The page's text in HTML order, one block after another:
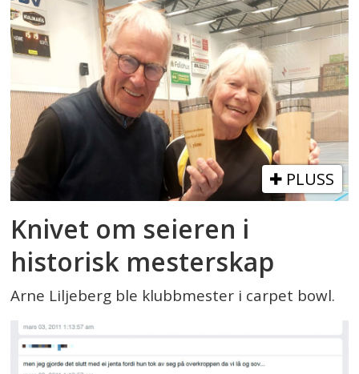
PLUSS
Knivet om seieren i
historisk mesterskap
Arne Liljeberg ble klubbmester i carpet bowl.